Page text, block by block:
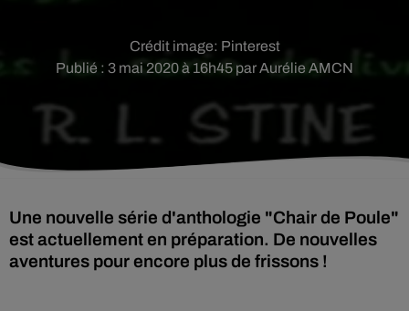
Publié : 3 mai 2020 à 16h45 par Aurélie AMCN
Crédit image: Pinterest
Une nouvelle série d'anthologie "Chair de Poule"
est actuellement en préparation. De nouvelles
aventures pour encore plus de frissons !